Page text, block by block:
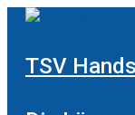
Zum
TSV